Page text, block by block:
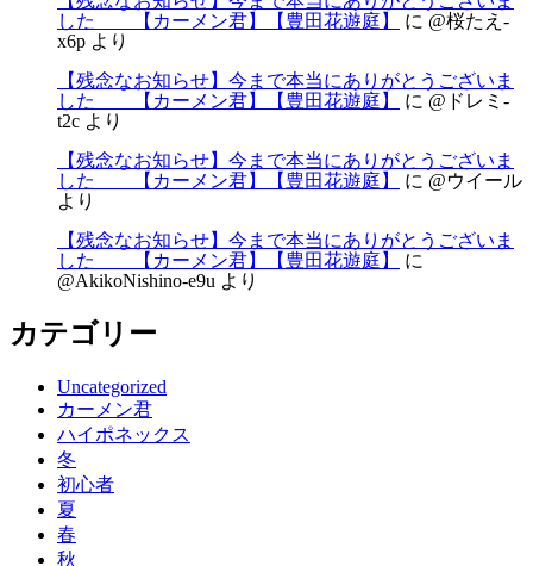
した 【カーメン君】【豊田花遊庭】
に @桜たえ-
x6p より
【残念なお知らせ】今まで本当にありがとうございま
した 【カーメン君】【豊田花遊庭】
に @ドレミ-
t2c より
【残念なお知らせ】今まで本当にありがとうございま
した 【カーメン君】【豊田花遊庭】
に @ウイール
より
【残念なお知らせ】今まで本当にありがとうございま
した 【カーメン君】【豊田花遊庭】
に
@AkikoNishino-e9u より
カテゴリー
Uncategorized
カーメン君
ハイポネックス
冬
初心者
夏
春
秋